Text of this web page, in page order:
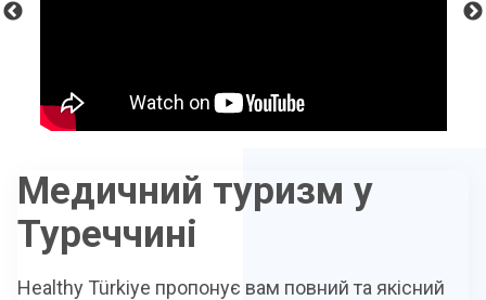
Медичний туризм у
Туреччині
Healthy Türkiye пропонує вам повний та якісний